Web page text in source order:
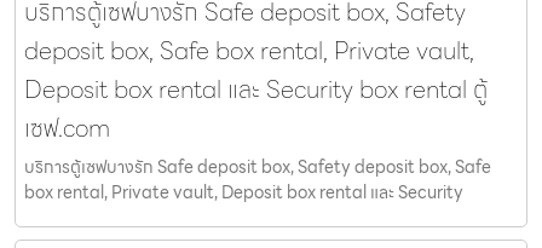
บริการตู้เซฟบางรัก Safe deposit box, Safety
deposit box, Safe box rental, Private vault,
Deposit box rental และ Security box rental ตู้
เซฟ.com
บริการตู้เซฟบางรัก Safe deposit box, Safety deposit box, Safe
box rental, Private vault, Deposit box rental และ Security